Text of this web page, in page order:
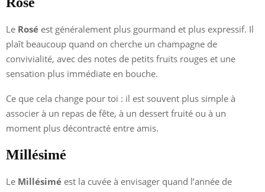
Le Rosé est généralement plus gourmand et plus expressif. Il
plaît beaucoup quand on cherche un champagne de
convivialité, avec des notes de petits fruits rouges et une
sensation plus immédiate en bouche.
Ce que cela change pour toi : il est souvent plus simple à
associer à un repas de fête, à un dessert fruité ou à un
moment plus décontracté entre amis.
Millésimé
Le Millésimé est la cuvée à envisager quand l’année de